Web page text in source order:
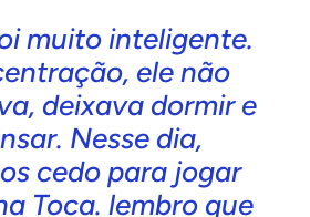
muito inteligente.
ele não
deixava dormir e
Nesse dia,
cedo para jogar
Toca. lembro que